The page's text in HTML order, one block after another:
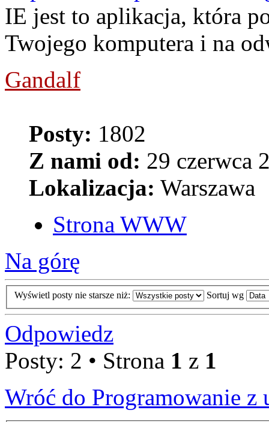
IE jest to aplikacja, która
Twojego komputera i na
Gandalf
Posty: 1802
Z nami od: 29 czerwca
Lokalizacja: Warszawa
Strona WWW
Na górę
Wyświetl posty nie starsze niż: Sortuj wg
Odpowiedz
Posty: 2 • Strona 1 z 1
Wróć do Programowanie